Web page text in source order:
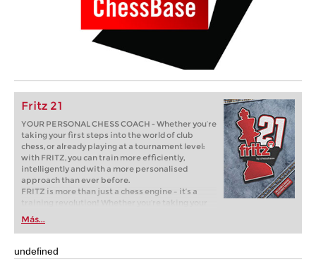
Fritz 21
YOUR PERSONAL CHESS COACH - Whether you’re
taking your first steps into the world of club
chess, or already playing at a tournament level:
with FRITZ, you can train more efficiently,
intelligently and with a more personalised
approach than ever before.
FRITZ is more than just a chess engine – it’s a
training revolution! Whether you’re taking your
first steps into the world of club chess, or already
playing at a tournament level: with FRITZ, you can
train more efficiently, intelligently and with a
more personalised approach than ever before.
Más...
undefined